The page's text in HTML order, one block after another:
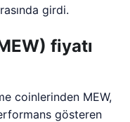
girdi.
fiyatı
coinlerinden MEW,
gösteren